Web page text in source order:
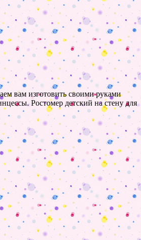
вам изготовить своими руками
Ростомер детский на стену для